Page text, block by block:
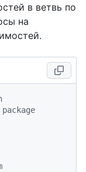
в ветвь по
на